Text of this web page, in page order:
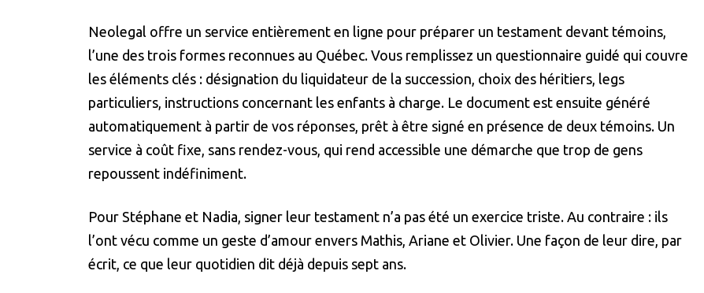
Neolegal offre un service entièrement en ligne pour préparer un testament devant témoins,
l’une des trois formes reconnues au Québec. Vous remplissez un questionnaire guidé qui couvre
les éléments clés : désignation du liquidateur de la succession, choix des héritiers, legs
particuliers, instructions concernant les enfants à charge. Le document est ensuite généré
automatiquement à partir de vos réponses, prêt à être signé en présence de deux témoins. Un
service à coût fixe, sans rendez-vous, qui rend accessible une démarche que trop de gens
repoussent indéfiniment.
Pour Stéphane et Nadia, signer leur testament n’a pas été un exercice triste. Au contraire : ils
l’ont vécu comme un geste d’amour envers Mathis, Ariane et Olivier. Une façon de leur dire, par
écrit, ce que leur quotidien dit déjà depuis sept ans.